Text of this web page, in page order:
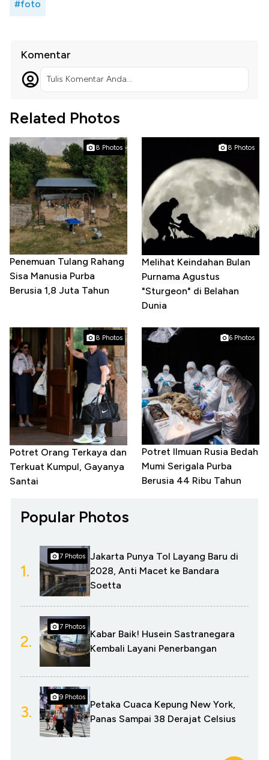
#foto
Komentar
Tulis Komentar Anda...
Related Photos
8 Photos
Penemuan Tulang Rahang
Sisa Manusia Purba
Berusia 1,8 Juta Tahun
8 Photos
Melihat Keindahan Bulan
Purnama Agustus
"Sturgeon" di Belahan
Dunia
8 Photos
Potret Orang Terkaya dan
Terkuat Kumpul, Gayanya
Santai
6 Photos
Potret Ilmuan Rusia Bedah
Mumi Serigala Purba
Berusia 44 Ribu Tahun
Popular Photos
1.
7 Photos
Jakarta Punya Tol Layang Baru di
2028, Anti Macet ke Bandara
Soetta
2.
7 Photos
Kabar Baik! Husein Sastranegara
Kembali Layani Penerbangan
3.
9 Photos
Petaka Cuaca Kepung New York,
Panas Sampai 38 Derajat Celsius